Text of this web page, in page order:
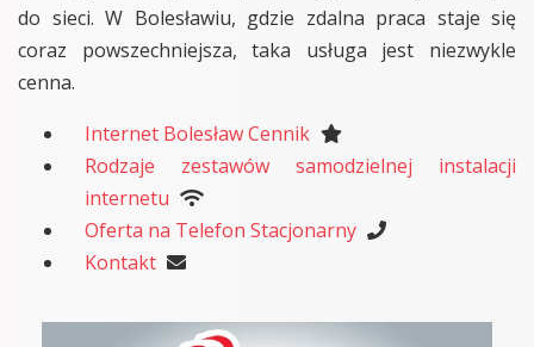
do sieci. W Bolesławiu, gdzie zdalna praca staje się
coraz powszechniejsza, taka usługa jest niezwykle
cenna.
Internet Bolesław Cennik
Rodzaje zestawów samodzielnej instalacji
internetu
Oferta na Telefon Stacjonarny
Kontakt